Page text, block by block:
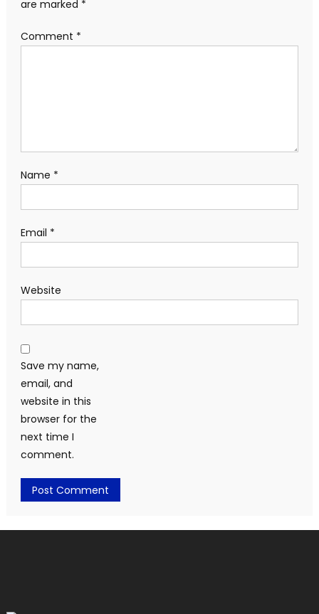
are marked *
Comment *
Name *
Email *
Website
Save my name,
email, and
website in this
browser for the
next time I
comment.